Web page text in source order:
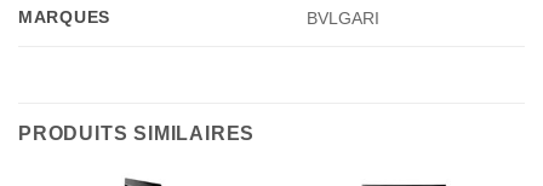
MARQUES BVLGARI
PRODUITS SIMILAIRES